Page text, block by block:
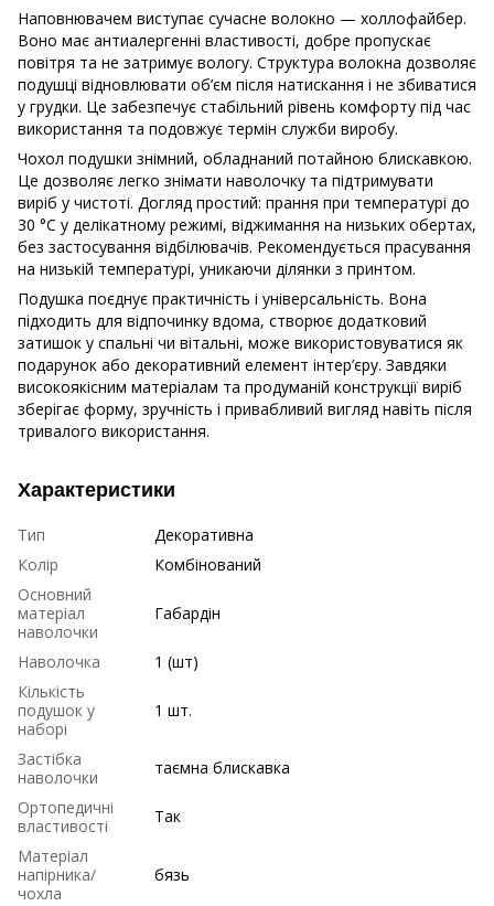
Наповнювачем виступає сучасне волокно — холлофайбер.
Воно має антиалергенні властивості, добре пропускає
повітря та не затримує вологу. Структура волокна дозволяє
подушці відновлювати об’єм після натискання і не збиватися
у грудки. Це забезпечує стабільний рівень комфорту під час
використання та подовжує термін служби виробу.
Чохол подушки знімний, обладнаний потайною блискавкою.
Це дозволяє легко знімати наволочку та підтримувати
виріб у чистоті. Догляд простий: прання при температурі до
30 °C у делікатному режимі, віджимання на низьких обертах,
без застосування відбілювачів. Рекомендується прасування
на низькій температурі, уникаючи ділянки з принтом.
Подушка поєднує практичність і універсальність. Вона
підходить для відпочинку вдома, створює додатковий
затишок у спальні чи вітальні, може використовуватися як
подарунок або декоративний елемент інтер’єру. Завдяки
високоякісним матеріалам та продуманій конструкції виріб
зберігає форму, зручність і привабливий вигляд навіть після
тривалого використання.
Характеристики
Тип
Декоративна
Колір
Комбінований
Основний
матеріал
наволочки
Габардін
Наволочка
1 (шт)
Кількість
подушок у
наборі
1 шт.
Застібка
наволочки
таємна блискавка
Ортопедичні
властивості
Так
Матеріал
напірника/
чохла
бязь